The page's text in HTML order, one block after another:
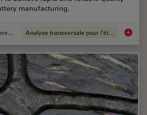
manufacturing.
Interviews Analyse transversale pour l’électronique Burr